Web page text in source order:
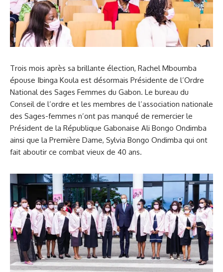
Trois mois après sa brillante élection, Rachel Mboumba
épouse Ibinga Koula est désormais Présidente de l’Ordre
National des Sages Femmes du Gabon. Le bureau du
Conseil de l’ordre et les membres de l’association nationale
des Sages-femmes n’ont pas manqué de remercier le
Président de la République Gabonaise Ali Bongo Ondimba
ainsi que la Première Dame, Sylvia Bongo Ondimba qui ont
fait aboutir ce combat vieux de 40 ans.